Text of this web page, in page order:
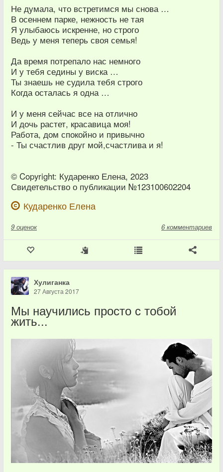
Не думала, что встретимся мы снова …
В осеннем парке, нежность не тая
Я улыбаюсь искренне, но строго
Ведь у меня теперь своя семья!
Да время потрепало нас немного
И у тебя седины у виска …
Ты знаешь не судила тебя строго
Когда осталась я одна …
И у меня сейчас все на отлично
И дочь растет, красавица моя!
Работа, дом спокойно и привычно
- Ты счастлив друг мой,счастлива и я!
© Copyright: Кударенко Елена, 2023
Свидетельство о публикации №123100602204
Кударенко Елена
9 оценок 6 комментариев
Хулиганка
27 Августа 2017
Мы научились просто с тобой
жить...